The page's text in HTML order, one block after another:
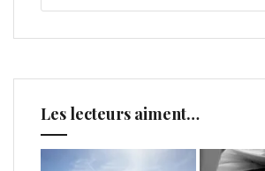
Les lecteurs aiment…